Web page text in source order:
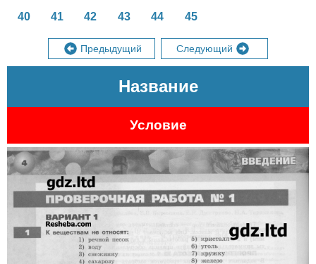
40 41 42 43 44 45
Предыдущий Следующий
Название
Условие